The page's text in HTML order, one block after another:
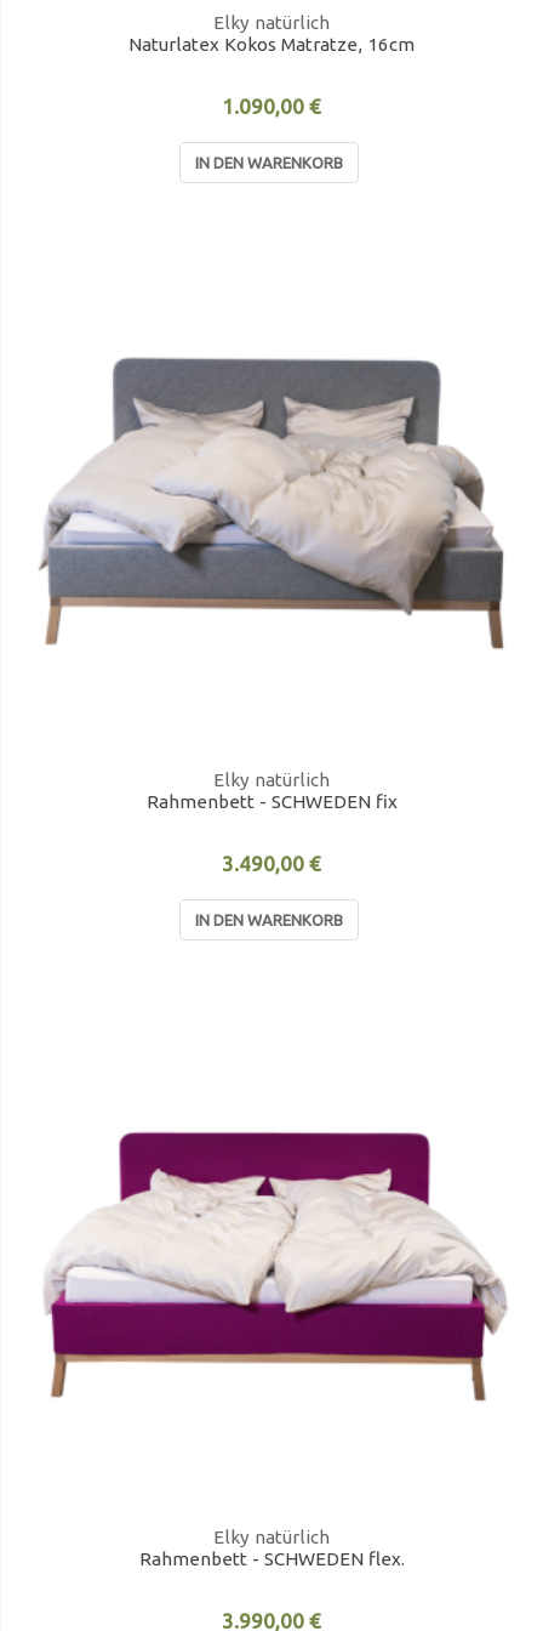
Elky natürlich
Naturlatex Kokos Matratze, 16cm
1.090,00 €
IN DEN WARENKORB
Elky natürlich
Rahmenbett - SCHWEDEN fix
3.490,00 €
IN DEN WARENKORB
Elky natürlich
Rahmenbett - SCHWEDEN flex.
3.990,00 €